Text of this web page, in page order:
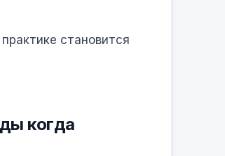
становится
когда